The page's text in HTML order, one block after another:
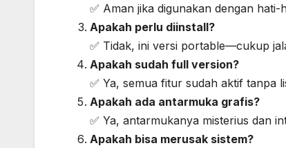
✅ Aman jika digunakan dengan
Apakah perlu diinstall?
✅ Tidak, ini versi portable—cukup
Apakah sudah full version?
✅ Ya, semua fitur sudah aktif tanpa
Apakah ada antarmuka grafis?
✅ Ya, antarmukanya misterius dan
Apakah bisa merusak sistem?